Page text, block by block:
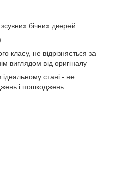
бічних дверей
класу, не відрізняється за
виглядом від оригіналу
стані - не
і пошкоджень.